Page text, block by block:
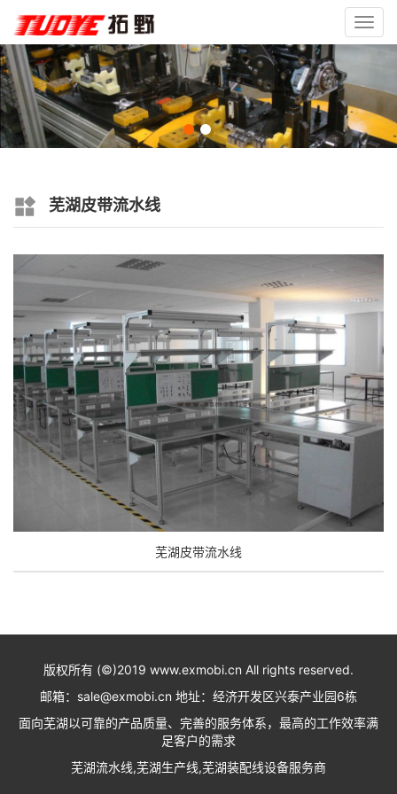
芜湖皮带流水线
芜湖皮带流水线
版权所有 (©)2019 www.exmobi.cn All rights reserved.
邮箱：sale@exmobi.cn 地址：经济开发区兴泰产业园6栋
面向芜湖以可靠的产品质量、完善的服务体系，最高的工作效率满
足客户的需求
芜湖流水线,芜湖生产线,芜湖装配线设备服务商